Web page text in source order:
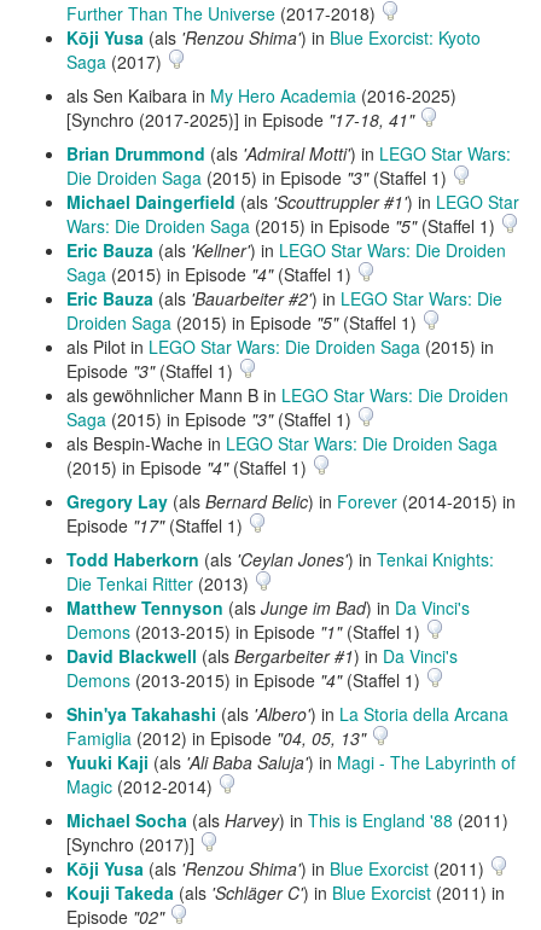
Further Than The Universe (2017-2018)
Kōji Yusa (als 'Renzou Shima') in Blue Exorcist: Kyoto
Saga (2017)
als Sen Kaibara in My Hero Academia (2016-2025)
[Synchro (2017-2025)] in Episode "17-18, 41"
Brian Drummond (als 'Admiral Motti') in LEGO Star Wars:
Die Droiden Saga (2015) in Episode "3"(Staffel 1)
Michael Daingerfield (als 'Scouttruppler #1') in LEGO Star
Wars: Die Droiden Saga (2015) in Episode "5"(Staffel 1)
Eric Bauza (als 'Kellner') in LEGO Star Wars: Die Droiden
Saga (2015) in Episode "4"(Staffel 1)
Eric Bauza (als 'Bauarbeiter #2') in LEGO Star Wars: Die
Droiden Saga (2015) in Episode "5"(Staffel 1)
als Pilot in LEGO Star Wars: Die Droiden Saga (2015) in
Episode "3"(Staffel 1)
als gewöhnlicher Mann B in LEGO Star Wars: Die Droiden
Saga (2015) in Episode "3"(Staffel 1)
als Bespin-Wache in LEGO Star Wars: Die Droiden Saga
(2015) in Episode "4"(Staffel 1)
Gregory Lay (als Bernard Belic) in Forever (2014-2015) in
Episode "17"(Staffel 1)
Todd Haberkorn (als 'Ceylan Jones') in Tenkai Knights:
Die Tenkai Ritter (2013)
Matthew Tennyson (als Junge im Bad) in Da Vinci's
Demons (2013-2015) in Episode "1"(Staffel 1)
David Blackwell (als Bergarbeiter #1) in Da Vinci's
Demons (2013-2015) in Episode "4"(Staffel 1)
Shin'ya Takahashi (als 'Albero') in La Storia della Arcana
Famiglia (2012) in Episode "04, 05, 13"
Yuuki Kaji (als 'Ali Baba Saluja') in Magi - The Labyrinth of
Magic (2012-2014)
Michael Socha (als Harvey) in This is England '88 (2011)
[Synchro (2017)]
Kōji Yusa (als 'Renzou Shima') in Blue Exorcist (2011)
Kouji Takeda (als 'Schläger C') in Blue Exorcist (2011) in
Episode "02"